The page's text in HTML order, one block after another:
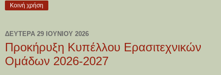
Κοινή χρήση
ΔΕΥΤΈΡΑ 29 ΙΟΥΝΊΟΥ 2026
Προκήρυξη Κυπέλλου Ερασιτεχνικών
Ομάδων 2026-2027